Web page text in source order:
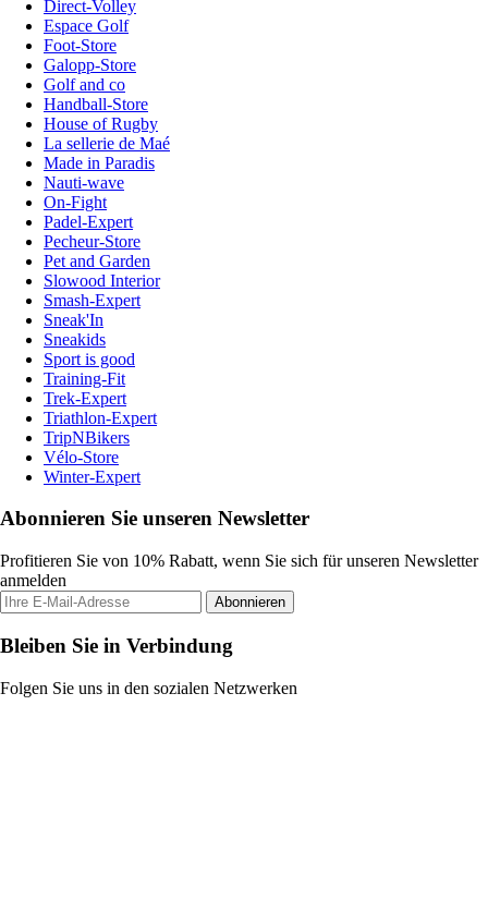
Direct-Volley
Espace Golf
Foot-Store
Galopp-Store
Golf and co
Handball-Store
House of Rugby
La sellerie de Maé
Made in Paradis
Nauti-wave
On-Fight
Padel-Expert
Pecheur-Store
Pet and Garden
Slowood Interior
Smash-Expert
Sneak'In
Sneakids
Sport is good
Training-Fit
Trek-Expert
Triathlon-Expert
TripNBikers
Vélo-Store
Winter-Expert
Abonnieren Sie unseren Newsletter
Profitieren Sie von 10% Rabatt, wenn Sie sich für unseren Newsletter
anmelden
Abonnieren
Bleiben Sie in Verbindung
Folgen Sie uns in den sozialen Netzwerken